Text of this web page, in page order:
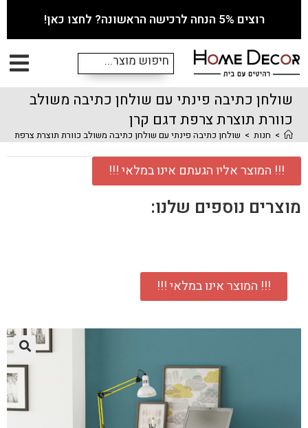
רוצים 5% הנחה לרכישה הראשונה? לחצו כאן!
שולחן כתיבה פינתי עם שולחן כתיבה משולב
כוורת תוצרת צרפת דגם קרן
> חנות > שולחן כתיבה פינתי עם שולחן כתיבה משולב כוורת תוצרת צרפת
!!! המוצר אליו הגעתם אינו במלאי !!!
מוצרים נוספים שלנו:
!!! המוצר אינו במלאי !!!